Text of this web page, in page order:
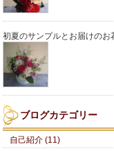
初夏のサンプルとお届けのお
ブログカテゴリー
自己紹介 (11)